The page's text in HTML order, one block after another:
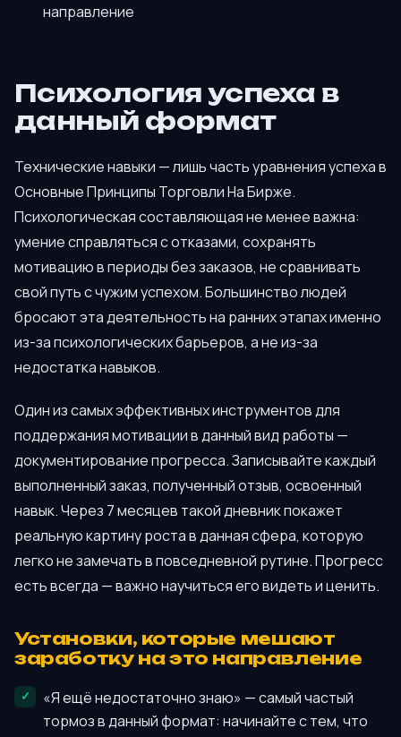
направление
Психология успеха в
данный формат
Технические навыки — лишь часть уравнения успеха в
Основные Принципы Торговли На Бирже.
Психологическая составляющая не менее важна:
умение справляться с отказами, сохранять
мотивацию в периоды без заказов, не сравнивать
свой путь с чужим успехом. Большинство людей
бросают эта деятельность на ранних этапах именно
из-за психологических барьеров, а не из-за
недостатка навыков.
Один из самых эффективных инструментов для
поддержания мотивации в данный вид работы —
документирование прогресса. Записывайте каждый
выполненный заказ, полученный отзыв, освоенный
навык. Через 7 месяцев такой дневник покажет
реальную картину роста в данная сфера, которую
легко не замечать в повседневной рутине. Прогресс
есть всегда — важно научиться его видеть и ценить.
Установки, которые мешают
заработку на это направление
«Я ещё недостаточно знаю» — самый частый
тормоз в данный формат: начинайте с тем, что